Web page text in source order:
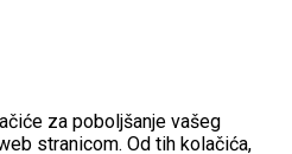
za poboljšanje vašeg
stranicom. Od tih kolačića,